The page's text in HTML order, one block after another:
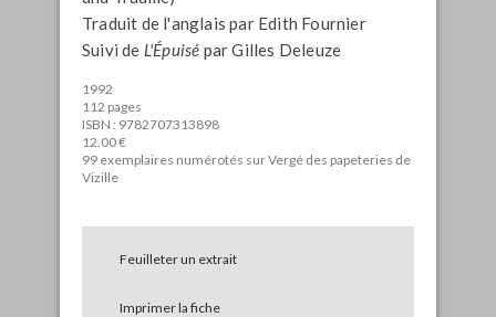
Traduit de l'anglais par Edith Fournier
Suivi de L'Épuisé par Gilles Deleuze
1992
112 pages
ISBN : 9782707313898
12.00 €
99 exemplaires numérotés sur Vergé des papeteries de
Vizille
Feuilleter un extrait
Imprimer la fiche